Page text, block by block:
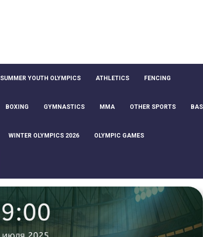
SUMMER YOUTH OLYMPICS ATHLETICS FENCING
BOXING GYMNASTICS MMA OTHER SPORTS
WINTER OLYMPICS 2026 OLYMPIC GAMES